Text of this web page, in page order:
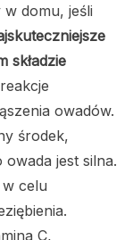
domu, jeśli
składzie
owadów.
środek,
owada jest silna.
celu
C,